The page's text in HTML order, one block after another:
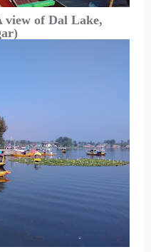
view of Dal Lake,